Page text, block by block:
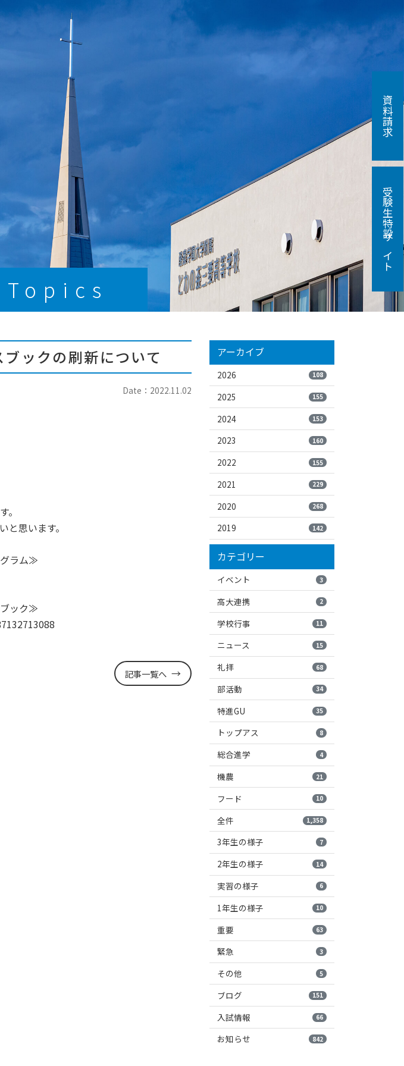
Topics
ックの刷新について
Date：2022.11.02
。
思います。
ラム≫
ック≫
記事一覧へ
アーカイブ
2026 108
2025 155
2024 153
2023 160
2022 155
2021 229
2020 268
2019 142
カテゴリー
イベント 3
高大連携 2
学校行事 11
ニュース 15
礼拝 68
部活動 34
特進GU 35
トップアス 8
総合進学 4
機農 21
フード 10
全件 1,358
3年生の様子 7
2年生の様子 14
実習の様子 6
1年生の様子 10
重要 63
緊急 3
その他 5
ブログ 151
入試情報 66
お知らせ 842
資料請求
受験生特設サイト